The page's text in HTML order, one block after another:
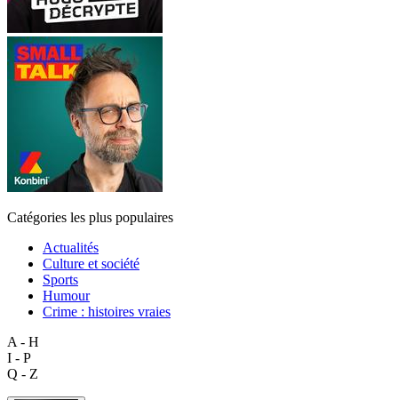
Catégories les plus populaires
Actualités
Culture et société
Sports
Humour
Crime : histoires vraies
A - H
I - P
Q - Z